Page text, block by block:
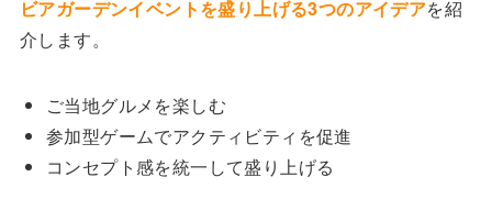
ビアガーデンイベントを盛り上げる3つのアイデアを紹
介します。
ご当地グルメを楽しむ
参加型ゲームでアクティビティを促進
コンセプト感を統一して盛り上げる